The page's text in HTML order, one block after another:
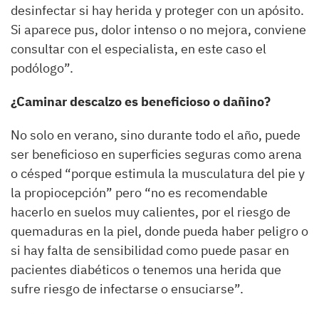
desinfectar si hay herida y proteger con un apósito.
Si aparece pus, dolor intenso o no mejora, conviene
consultar con el especialista, en este caso el
podólogo”.
¿Caminar descalzo es beneficioso o dañino?
No solo en verano, sino durante todo el año, puede
ser beneficioso en superficies seguras como arena
o césped “porque estimula la musculatura del pie y
la propiocepción” pero “no es recomendable
hacerlo en suelos muy calientes, por el riesgo de
quemaduras en la piel, donde pueda haber peligro o
si hay falta de sensibilidad como puede pasar en
pacientes diabéticos o tenemos una herida que
sufre riesgo de infectarse o ensuciarse”.